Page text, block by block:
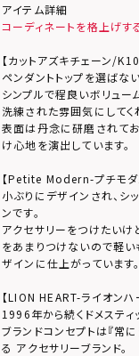
アイテム詳細
コーディネートを格上げす
【カットアズキチェーン/
ペンダントトップを選ばな
シンプルで程良いボリュー
洗練された雰囲気にしてく
表面は丹念に研磨されて
け心地を演出しています。
【Petite Modern-プチモダ
小ぶりにデザインされ、シ
ンです。
アクセサリーをつけたいけ
をあまりつけないので軽
ザインに仕上がっています。
【LION HEART-ライオンハ
1996年から続くドメスティ
ブランドコンセプトは『常
る アクセサリーブランド。